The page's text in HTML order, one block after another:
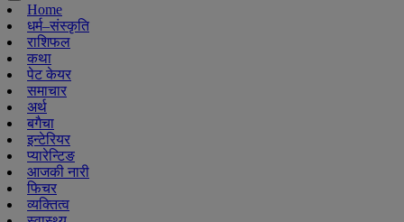
Home
धर्म–संस्कृति
राशिफल
कथा
पेट केयर
समाचार
अर्थ
बगैचा
इन्टेरियर
प्यारेन्टिङ
आजकी नारी
फिचर
व्यक्तित्व